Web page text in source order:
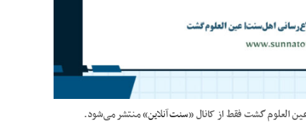
العلوم گشت فقط از کانال «سنت آنلاین» منتشر می‌شود.